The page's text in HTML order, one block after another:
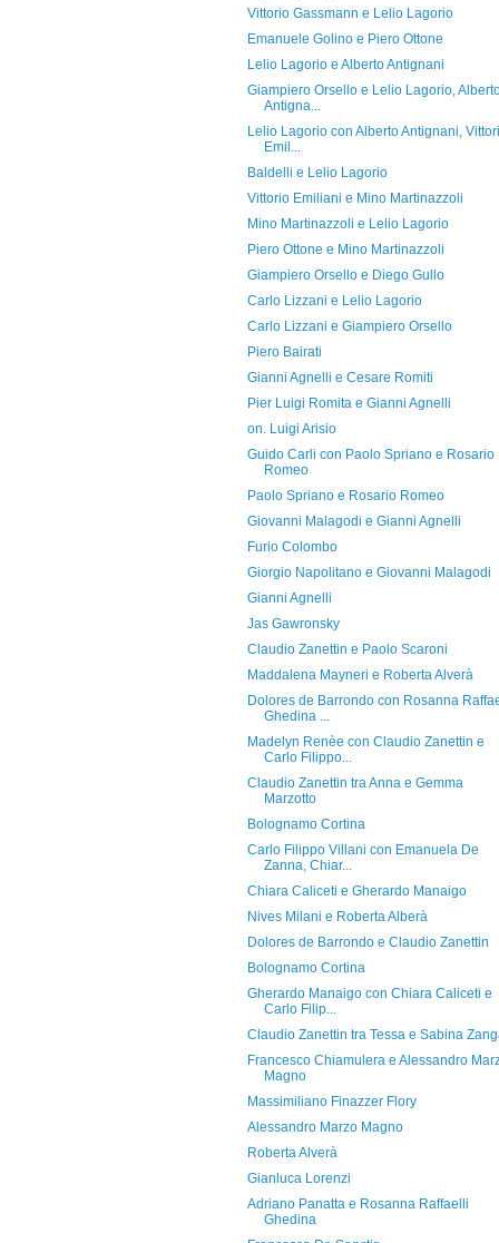
Vittorio Gassmann e Lelio Lagorio
Emanuele Golino e Piero Ottone
Lelio Lagorio e Alberto Antignani
Giampiero Orsello e Lelio Lagorio,
Antigna...
Lelio Lagorio con Alberto Antignani,
Emil...
Baldelli e Lelio Lagorio
Vittorio Emiliani e Mino Martinazzoli
Mino Martinazzoli e Lelio Lagorio
Piero Ottone e Mino Martinazzoli
Giampiero Orsello e Diego Gullo
Carlo Lizzani e Lelio Lagorio
Carlo Lizzani e Giampiero Orsello
Piero Bairati
Gianni Agnelli e Cesare Romiti
Pier Luigi Romita e Gianni Agnelli
on. Luigi Arisio
Guido Carli con Paolo Spriano e Rosario
Romeo
Paolo Spriano e Rosario Romeo
Giovanni Malagodi e Gianni Agnelli
Furio Colombo
Giorgio Napolitano e Giovanni Malagodi
Gianni Agnelli
Jas Gawronsky
Claudio Zanettin e Paolo Scaroni
Maddalena Mayneri e Roberta Alverà
Dolores de Barrondo con Rosanna
Ghedina ...
Madelyn Renèe con Claudio Zanettin e
Carlo Filippo...
Claudio Zanettin tra Anna e Gemma
Marzotto
Bolognamo Cortina
Carlo Filippo Villani con Emanuela De
Zanna, Chiar...
Chiara Caliceti e Gherardo Manaigo
Nives Milani e Roberta Alberà
Dolores de Barrondo e Claudio Zanettin
Bolognamo Cortina
Gherardo Manaigo con Chiara Caliceti e
Carlo Filip...
Claudio Zanettin tra Tessa e Sabina
Francesco Chiamulera e Alessandro
Magno
Massimiliano Finazzer Flory
Alessandro Marzo Magno
Roberta Alverà
Gianluca Lorenzi
Adriano Panatta e Rosanna Raffaelli
Ghedina